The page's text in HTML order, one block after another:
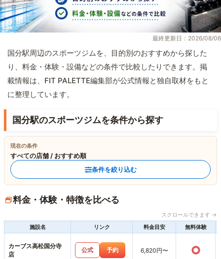
最終更新日：2026/08/06
国分駅周辺のスポーツジムを、目的別のおすすめから探した
り、料金・体験・設備などの条件で比較したりできます。掲
載情報は、FIT PALETTE編集部が公式情報と独自取材をもと
に整理しています。
国分駅のスポーツジムを条件から探す
現在の条件
すべての店舗 / おすすめ順
条件を絞り込む
料金・体験・特徴を比べる
スクロールできます →
施設名
リンク 料金目安 無料体験
カーブス高松国分寺
店
公式 予約 6,820円〜 ○